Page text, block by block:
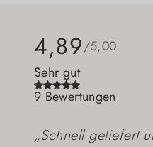
4,89/5,00
Sehr gut
9 Bewertungen
„Schnell geliefert